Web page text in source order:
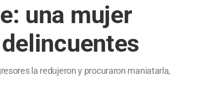
una mujer
la redujeron y procuraron maniatarla,